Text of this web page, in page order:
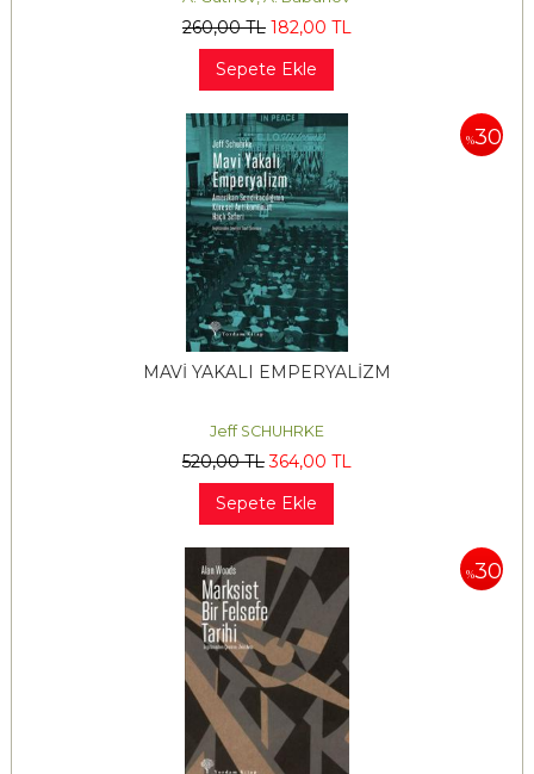
260,00TL 182,00 TL
Sepete Ekle
%30
MAVİ YAKALI EMPERYALİZM
Jeff SCHUHRKE
520,00TL 364,00 TL
Sepete Ekle
%30